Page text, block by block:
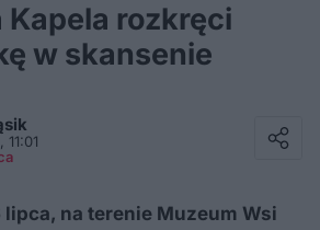
rozkręci
w skansenie
na terenie Muzeum Wsi